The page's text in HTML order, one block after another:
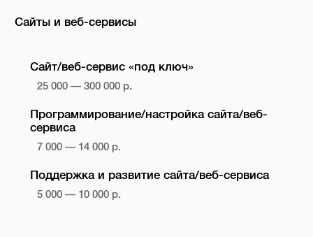
Сайты и веб-сервисы
Сайт/веб-сервис «под ключ»
25 000 — 300 000 р.
Программирование/настройка сайта/веб-
сервиса
7 000 — 14 000 р.
Поддержка и развитие сайта/веб-сервиса
5 000 — 10 000 р.